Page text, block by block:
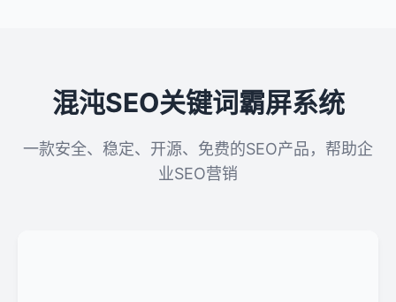
混沌SEO关键词霸屏系统
一款安全、稳定、开源、免费的SEO产品，帮助企
业SEO营销